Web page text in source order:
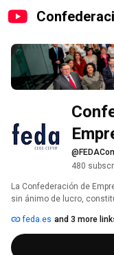
FEDA
480
La Confederación de
sin ánimo de lucro,
de Albacete, en CECAM,
empresas asociadas y
representan a la totalidad
feda.es and 3 more